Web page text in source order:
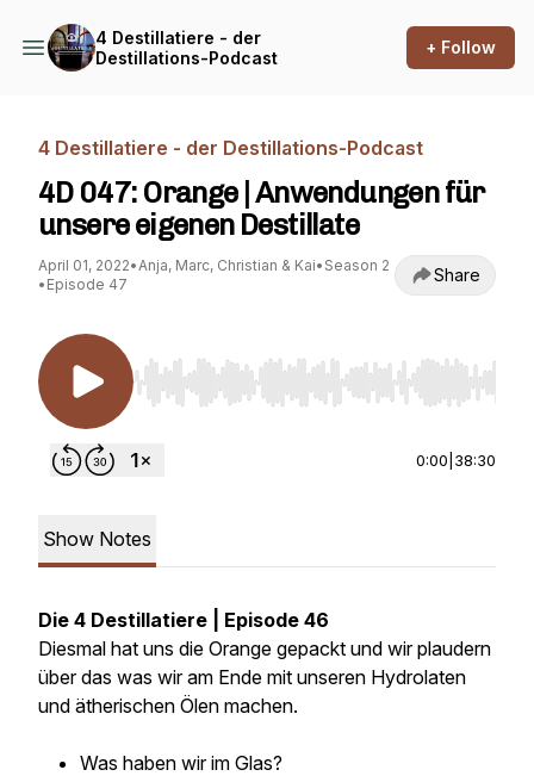
4 Destillatiere - der
Destillations-Podcast
+ Follow
4 Destillatiere - der Destillations-Podcast
4D 047: Orange | Anwendungen für
unsere eigenen Destillate
April 01, 2022•Anja, Marc, Christian & Kai• Season 2
• Episode 47 Share
Use Left/Right to seek, Home/End to jump to
0:00 38:30
Show Notes
Die 4 Destillatiere | Episode 46
Diesmal hat uns die Orange gepackt und wir plaudern
über das was wir am Ende mit unseren Hydrolaten
und ätherischen Ölen machen.
Was haben wir im Glas?